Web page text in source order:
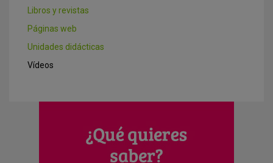
Libros y revistas
Páginas web
Unidades didácticas
Vídeos